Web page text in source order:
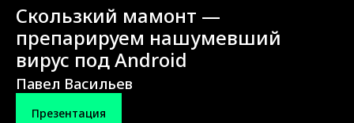
Скользкий мамонт —
препарируем нашумевший
вирус под Android
Павел Васильев
Презентация